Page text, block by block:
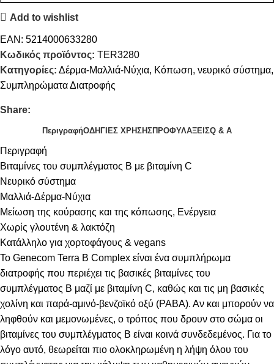
Add to wishlist
EAN: 5214000633280
Κωδικός προϊόντος: TER3280
Κατηγορίες: Δέρμα-Μαλλιά-Νύχια, Κόπωση, νευρικό σύστημα,
Συμπληρώματα Διατροφής
Share:
ΠεριγραφήΟΔΗΓΙΕΣ ΧΡΗΣΗΣΠΡΟΦΥΛΑΞΕΙΣQ & A
Περιγραφή
Βιταμίνες του συμπλέγματος Β με βιταμίνη C
Νευρικό σύστημα
Μαλλιά-Δέρμα-Νύχια
Μείωση της κούρασης και της κόπωσης, Ενέργεια
Χωρίς γλουτένη & λακτόζη
Κατάλληλο για χορτοφάγους & vegans
Το Genecom Terra B Complex είναι ένα συμπλήρωμα
διατροφής που περιέχει τις βασικές βιταμίνες του
συμπλέγματος Β μαζί με βιταμίνη C, καθώς και τις μη βασικές
χολίνη και παρά-αμινό-βενζοϊκό οξύ (PABA). Αν και μπορούν να
ληφθούν και μεμονωμένες, ο τρόπος που δρουν στο σώμα οι
βιταμίνες του συμπλέγματος Β είναι κοινά συνδεδεμένος. Για το
λόγο αυτό, θεωρείται πιο ολοκληρωμένη η λήψη όλου του